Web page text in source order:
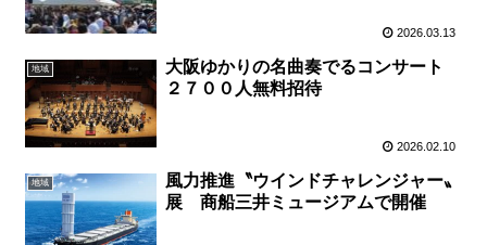
2026.03.13
地域
大阪ゆかりの名曲奏でるコンサート
２７００人無料招待
2026.02.10
地域
風力推進〝ウインドチャレンジャー〟
展 商船三井ミュージアムで開催